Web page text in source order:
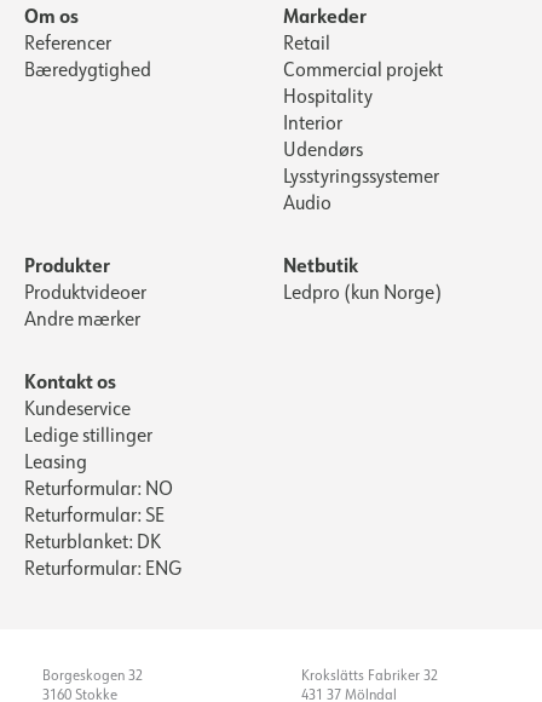
Om os
Referencer
Bæredygtighed
Markeder
Retail
Commercial projekt
Hospitality
Interior
Udendørs
Lysstyringssystemer
Audio
Produkter
Produktvideoer
Andre mærker
Netbutik
Ledpro (kun Norge)
Kontakt os
Kundeservice
Ledige stillinger
Leasing
Returformular: NO
Returformular: SE
Returblanket: DK
Returformular: ENG
Borgeskogen 32
3160 Stokke
Krokslätts Fabriker 32
431 37 Mölndal